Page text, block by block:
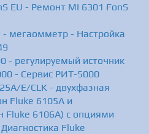
EU - Ремонт MI 6301 FonS
мегаомметр - Настройка
регулируемый источник
- Сервис РИТ-5000
E/CLK - двухфазная
Fluke 6105A и
Fluke 6106A) с опциями
Fluke